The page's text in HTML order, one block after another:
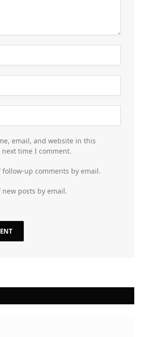
email, and website in this
time I comment.
follow-up comments by email.
posts by email.